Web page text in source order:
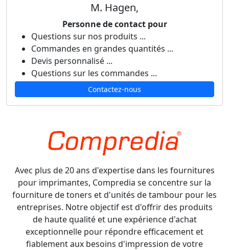
M. Hagen,
Personne de contact pour
Questions sur nos produits ...
Commandes en grandes quantités ...
Devis personnalisé ...
Questions sur les commandes ...
Contactez-nous
Avec plus de 20 ans d'expertise dans les fournitures
pour imprimantes, Compredia se concentre sur la
fourniture de toners et d'unités de tambour pour les
entreprises. Notre objectif est d'offrir des produits
de haute qualité et une expérience d'achat
exceptionnelle pour répondre efficacement et
fiablement aux besoins d'impression de votre